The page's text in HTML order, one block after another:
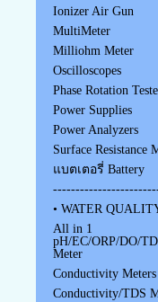
Ionizer Air Gun
MultiMeter
Milliohm Meter
Oscilloscopes
Phase Rotation
Power Supplies
Power Analyzers
Surface Resistance
แบตเตอรี่ Battery
• WATER
All in 1
pH/EC/ORP/DO/
Meter
Conductivity Meters
Conductivity/TDS